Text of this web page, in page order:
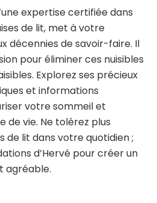
expertise certifiée dans
de lit, met à votre
décennies de savoir-faire. Il
pour éliminer ces nuisibles
Explorez ses précieux
et informations
votre sommeil et
vie. Ne tolérez plus
de lit dans votre quotidien ;
d’Hervé pour créer un
agréable.